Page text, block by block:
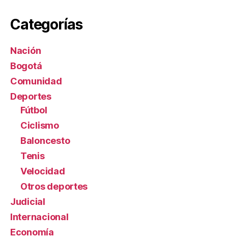
Categorías
Nación
Bogotá
Comunidad
Deportes
Fútbol
Ciclismo
Baloncesto
Tenis
Velocidad
Otros deportes
Judicial
Internacional
Economía